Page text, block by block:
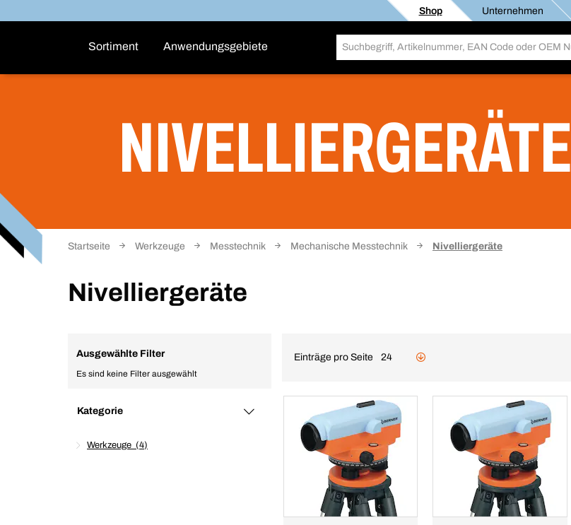
Shop Unternehmen
Sortiment Anwendungsgebiete
NIVELLIERGERÄTE
Startseite Werkzeuge Messtechnik Mechanische Messtechnik Nivelliergeräte
Nivelliergeräte
Ausgewählte Filter
Es sind keine Filter ausgewählt
Kategorie
Werkzeuge 4
Einträge pro Seite 24